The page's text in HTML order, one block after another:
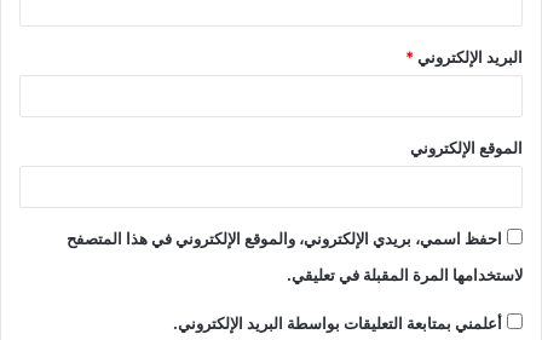
البريد الإلكتروني*
الموقع الإلكتروني
احفظ اسمي، بريدي الإلكتروني، والموقع الإلكتروني في هذا المتصفح
لاستخدامها المرة المقبلة في تعليقي.
أعلمني بمتابعة التعليقات بواسطة البريد الإلكتروني.